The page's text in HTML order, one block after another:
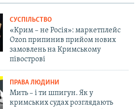
СУСПІЛЬСТВО
«Крим – не Росія»: маркетплейс
Ozon припинив прийом нових
замовлень на Кримському
півострові
ПРАВА ЛЮДИНИ
Мить – і ти шпигун. Як у
кримських судах розглядають